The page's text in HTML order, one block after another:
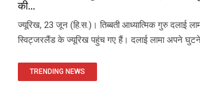
की...
ज्यूरिख, 23 जून (हि.स.)। तिब्बती आध्यात्मिक गुरु दलाई
स्विट्जरलैंड के ज्यूरिख पहुंच गए हैं। दलाई लामा अपने
TRENDING NEWS